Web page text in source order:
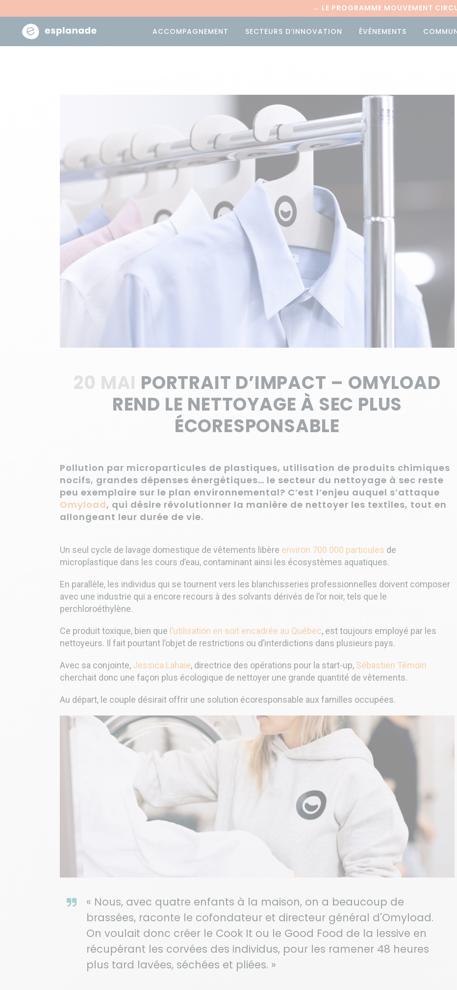
→ LE PROGRAMME MOUVEMENT
ACCOMPAGNEMENT SECTEURS D’INNOVATION ÉVÉNEMENTS
20 MAI PORTRAIT D’IMPACT – OMYLOAD
REND LE NETTOYAGE À SEC PLUS
ÉCORESPONSABLE
Pollution par microparticules de plastiques, utilisation de produits chimiques
nocifs, grandes dépenses énergétiques… le secteur du nettoyage à sec reste
peu exemplaire sur le plan environnemental? C’est l’enjeu auquel s’attaque
Omyload, qui désire révolutionner la manière de nettoyer les textiles, tout en
allongeant leur durée de vie.
Un seul cycle de lavage domestique de vêtements libère environ 700 000 particules de
microplastique dans les cours d’eau, contaminant ainsi les écosystèmes aquatiques.
En parallèle, les individus qui se tournent vers les blanchisseries professionnelles doivent composer
avec une industrie qui a encore recours à des solvants dérivés de l’or noir, tels que le
perchloroéthylène.
Ce produit toxique, bien que l’utilisation en soit encadrée au Québec, est toujours employé par les
nettoyeurs. Il fait pourtant l’objet de restrictions ou d’interdictions dans plusieurs pays.
Avec sa conjointe, Jessica Lahaie, directrice des opérations pour la start-up, Sébastien Témoin
cherchait donc une façon plus écologique de nettoyer une grande quantité de vêtements.
Au départ, le couple désirait offrir une solution écoresponsable aux familles occupées.
« Nous, avec quatre enfants à la maison, on a beaucoup de
brassées, raconte le cofondateur et directeur général d'Omyload.
On voulait donc créer le Cook It ou le Good Food de la lessive en
récupérant les corvées des individus, pour les ramener 48 heures
plus tard lavées, séchées et pliées. »